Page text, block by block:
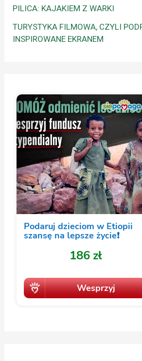
PILICA: KAJAKIEM Z WARKI
TURYSTYKA FILMOWA, CZYLI
INSPIROWANE EKRANEM